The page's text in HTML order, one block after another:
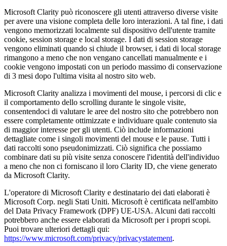
Microsoft Clarity può riconoscere gli utenti attraverso diverse visite
per avere una visione completa delle loro interazioni. A tal fine, i dati
vengono memorizzati localmente sul dispositivo dell'utente tramite
cookie, session storage e local storage. I dati di session storage
vengono eliminati quando si chiude il browser, i dati di local storage
rimangono a meno che non vengano cancellati manualmente e i
cookie vengono impostati con un periodo massimo di conservazione
di 3 mesi dopo l'ultima visita al nostro sito web.
Microsoft Clarity analizza i movimenti del mouse, i percorsi di clic e
il comportamento dello scrolling durante le singole visite,
consentendoci di valutare le aree del nostro sito che potrebbero non
essere completamente ottimizzate e individuare quale contenuto sia
di maggior interesse per gli utenti. Ciò include informazioni
dettagliate come i singoli movimenti del mouse e le pause. Tutti i
dati raccolti sono pseudonimizzati. Ciò significa che possiamo
combinare dati su più visite senza conoscere l'identità dell'individuo
a meno che non ci forniscano il loro Clarity ID, che viene generato
da Microsoft Clarity.
L'operatore di Microsoft Clarity e destinatario dei dati elaborati è
Microsoft Corp. negli Stati Uniti. Microsoft è certificata nell'ambito
del Data Privacy Framework (DPF) UE-USA. Alcuni dati raccolti
potrebbero anche essere elaborati da Microsoft per i propri scopi.
Puoi trovare ulteriori dettagli qui:
https://www.microsoft.com/privacy/privacystatement.